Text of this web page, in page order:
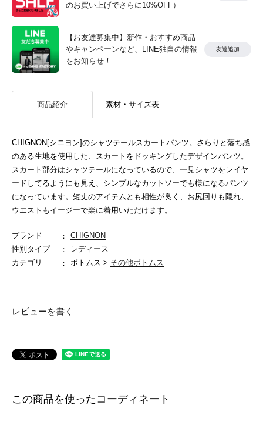
のお買い上げでさらに10%OFF）
【お友達募集中】新作・おすすめ商品
やキャンペーンなど、LINE独自の情報
をお知らせ！
友達追加
商品紹介 素材・サイズ表
CHIGNON[シニヨン]のシャツテールスカートパンツ。さらりと落ち感
のある生地を使用した、スカートをドッキングしたデザインパンツ。
スカート部分はシャツテールになっているので、一見シャツをレイヤ
ードしてるようにも見え、シンプルなカットソーでも様になるパンツ
になっています。短丈のアイテムとも相性が良く、お尻回りも隠れ、
ウエストもイージーで楽に着用いただけます。
ブランド
CHIGNON
性別タイプ
レディース
カテゴリ
ボトムス > その他ボトムス
レビューを書く
この商品を使ったコーディネート